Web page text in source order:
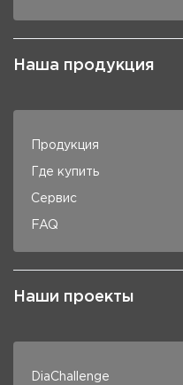
Наша продукция
Продукция
Где купить
Сервис
FAQ
Наши проекты
DiaChallenge